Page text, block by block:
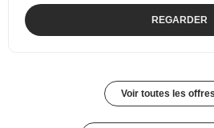
REGARDER
Voir toutes les